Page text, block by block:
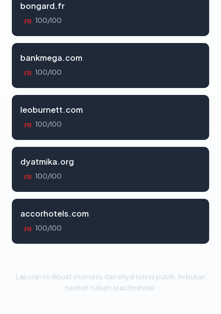
bongard.fr
FR 100/100
bankmega.com
FR 100/100
leoburnett.com
FR 100/100
dyatmika.org
FR 100/100
accorhotels.com
FR 100/100
Laporan ini dibuat otomatis dari sinyal teknis publik. Ini bukan
nasihat hukum atau finansial.